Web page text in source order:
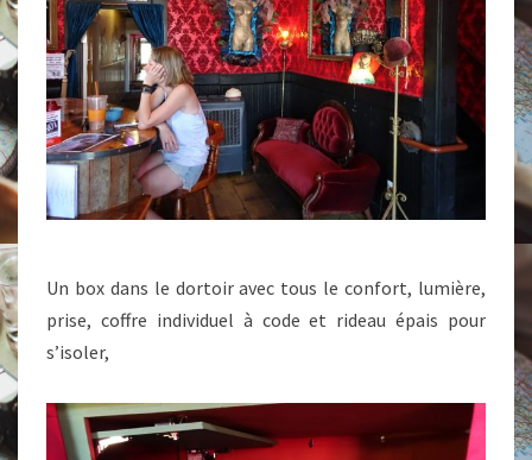
Un box dans le dortoir avec tous le confort, lumière,
prise, coffre individuel à code et rideau épais pour
s’isoler,